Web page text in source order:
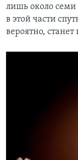
лишь около семи
в этой части
вероятно,